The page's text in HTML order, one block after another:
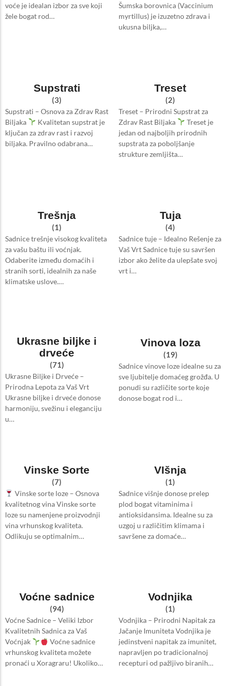
voće je idealan izbor za sve koji
žele bogat rod…
Šumska borovnica (Vaccinium
myrtillus) je izuzetno zdrava i
ukusna biljka,…
Supstrati
(3)
Supstrati – Osnova za Zdrav Rast
Biljaka
Kvalitetan supstrat je
ključan za zdrav rast i razvoj
biljaka. Pravilno odabrana…
Treset
(2)
Treset – Prirodni Supstrat za
Zdrav Rast Biljaka
Treset je
jedan od najboljih prirodnih
supstrata za poboljšanje
strukture zemljišta…
Trešnja
(1)
Sadnice trešnje visokog kvaliteta
za vašu baštu ili voćnjak.
Odaberite između domaćih i
stranih sorti, idealnih za naše
klimatske uslove.…
Tuja
(4)
Sadnice tuje – Idealno Rešenje za
Vaš Vrt Sadnice tuje su savršen
izbor ako želite da ulepšate svoj
vrt i…
Ukrasne biljke i
drveće
(71)
Ukrasne Biljke i Drveće –
Prirodna Lepota za Vaš Vrt
Ukrasne biljke i drveće donose
harmoniju, svežinu i eleganciju
u…
Vinova loza
(19)
Sadnice vinove loze idealne su za
sve ljubitelje domaćeg grožđa. U
ponudi su različite sorte koje
donose bogat rod i…
Vinske Sorte
(7)
Vinske sorte loze – Osnova
kvalitetnog vina Vinske sorte
loze su namenjene proizvodnji
vina vrhunskog kvaliteta.
Odlikuju se optimalnim…
VIšnja
(1)
Sadnice višnje donose prelep
plod bogat vitaminima i
antioksidansima. Idealne su za
uzgoj u različitim klimama i
savršene za domaće…
Voćne sadnice
(94)
Voćne Sadnice – Veliki Izbor
Kvalitetnih Sadnica za Vaš
Voćnjak
Voćne sadnice
vrhunskog kvaliteta možete
pronaći u Xoragraru! Ukoliko…
Vodnjika
(1)
Vodnjika – Prirodni Napitak za
Jačanje Imuniteta Vodnjika je
jedinstveni napitak za imunitet,
napravljen po tradicionalnoj
recepturi od pažljivo biranih…